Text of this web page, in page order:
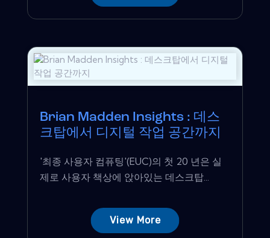
Brian Madden Insights : 데스
크탑에서 디지털 작업 공간까지
'최종 사용자 컴퓨팅'(EUC)의 첫 20 년은 실
제로 사용자 책상에 앉아있는 데스크탑...
View More